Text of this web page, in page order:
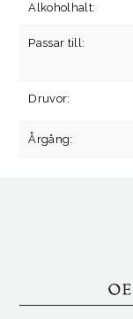
Alkoholhalt:
Passar till:
Druvor:
Årgång: